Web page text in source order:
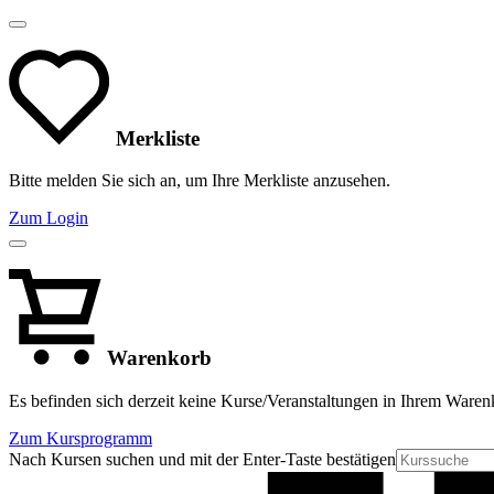
Merkliste
Bitte melden Sie sich an, um Ihre Merkliste anzusehen.
Zum Login
Warenkorb
Es befinden sich derzeit keine Kurse/Veranstaltungen in Ihrem
Zum Kursprogramm
Nach Kursen suchen und mit der Enter-Taste bestätigen